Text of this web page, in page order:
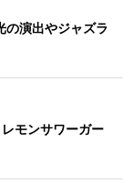
演出やジャズラ
モンサワーガー